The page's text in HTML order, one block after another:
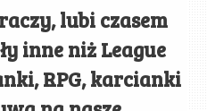
lubi czasem
inne niż League
RPG, karcianki